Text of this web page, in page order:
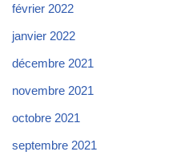
février 2022
janvier 2022
décembre 2021
novembre 2021
octobre 2021
septembre 2021